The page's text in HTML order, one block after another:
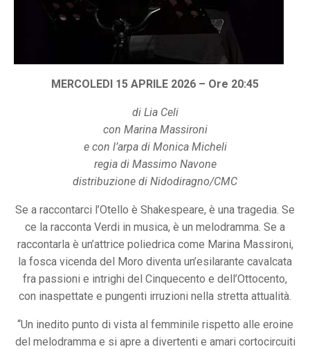
MERCOLEDI 15 APRILE 2026 – Ore 20:45
di Lia Celi
con Marina Massironi
e con l’arpa di Monica Micheli
regia di Massimo Navone
distribuzione di Nidodiragno/CMC
Se a raccontarci l’Otello è Shakespeare, è una tragedia. Se
ce la racconta Verdi in musica, è un melodramma. Se a
raccontarla è un’attrice poliedrica come Marina Massironi,
la fosca vicenda del Moro diventa un’esilarante cavalcata
fra passioni e intrighi del Cinquecento e dell’Ottocento,
con inaspettate e pungenti irruzioni nella stretta attualità.
‘‘Un inedito punto di vista al femminile rispetto alle eroine
del melodramma e si apre a divertenti e amari cortocircuiti